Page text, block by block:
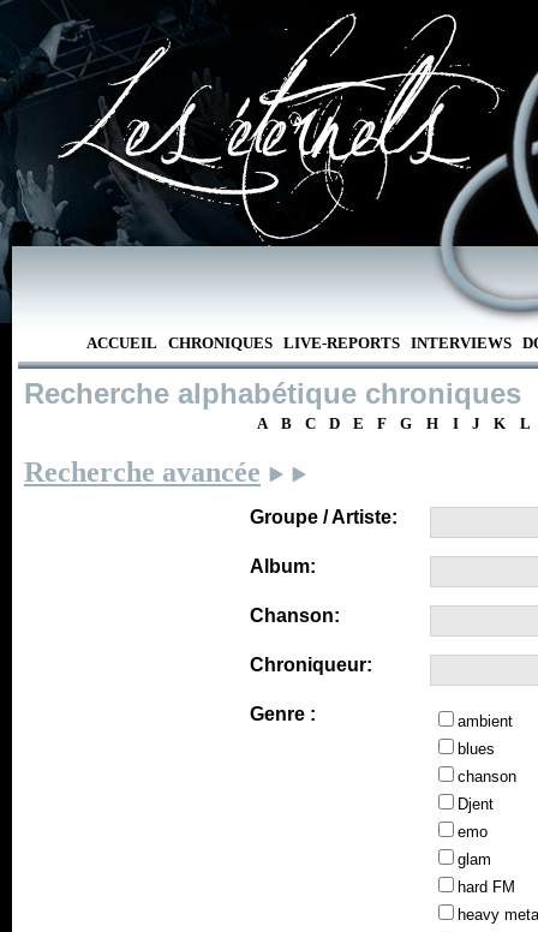
ACCUEIL CHRONIQUES LIVE-REPORTS INTERVIEWS
Recherche alphabétique chroniques
A B C D E F G H I J K L
Recherche avancée
Groupe / Artiste:
Album:
Chanson:
Chroniqueur:
Genre :
ambient
blues
chanson
Djent
emo
glam
hard FM
heavy